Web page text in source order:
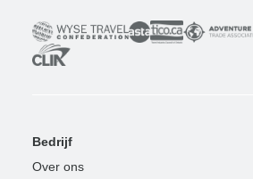
Bedrijf
Over ons